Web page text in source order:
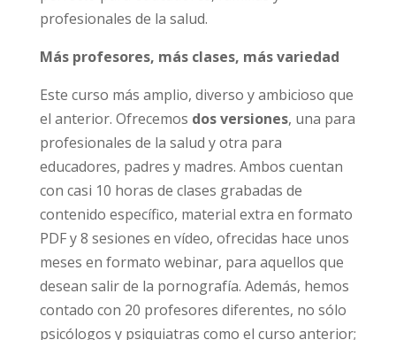
educadores, familias y profesionales de la
Este curso más amplio, diverso y ambicioso
que el anterior. Ofrecemosdos versiones
una para profesionales de la salud y otra para
educadores, padres y madres. Ambos cuentan
con casi 10 horas de clases grabadas de
contenido específico, material extra en
formato PDF y 8 sesiones en vídeo, ofrecidas
hace unos meses en formato webinar, para
aquellos que desean salir de la pornografía.
Además, hemos contado con 20 profesores